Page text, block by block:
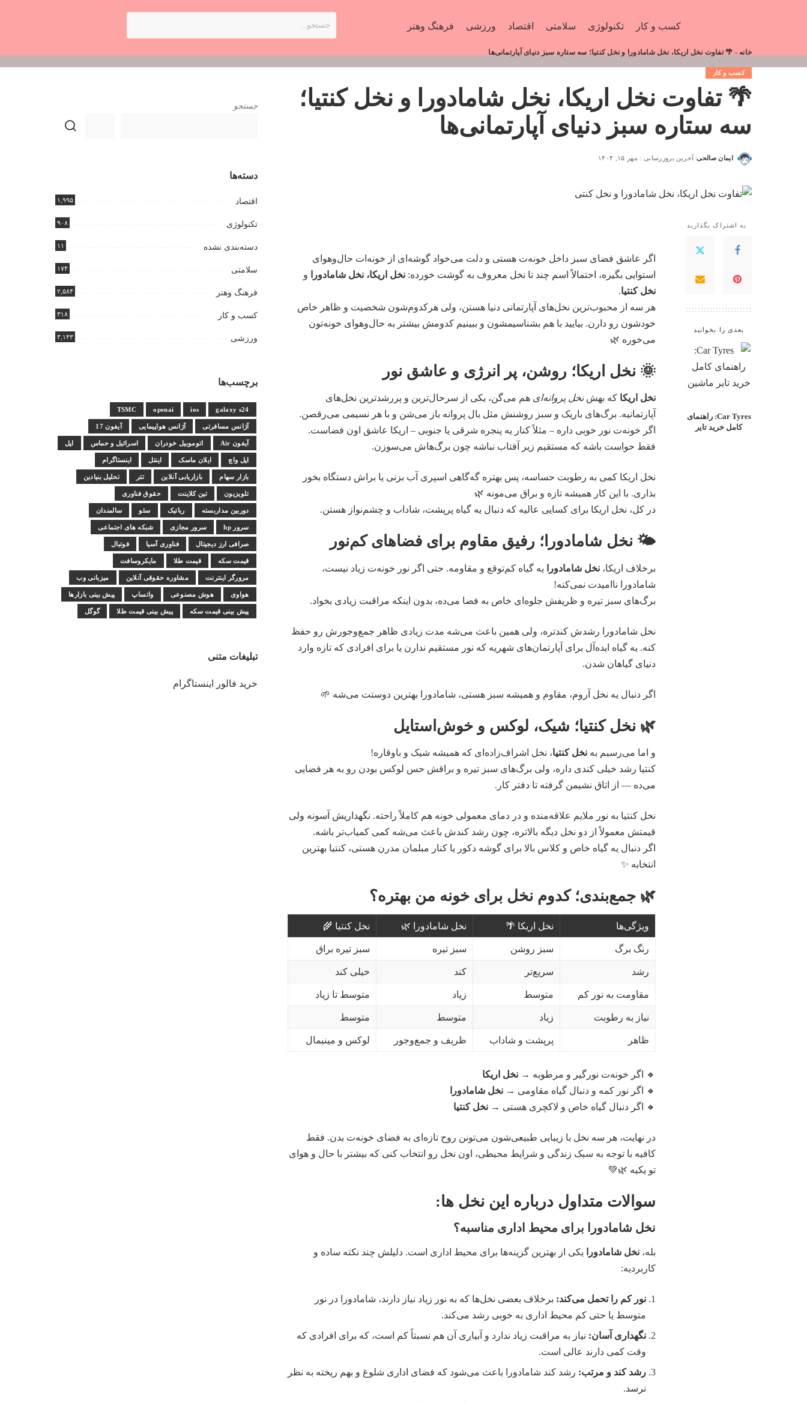
کسب و کار تکنولوژی سلامتی اقتصاد ورزشی فرهنگ وهنر
خانه - 🌴 تفاوت نخل اریکا، نخل شامادورا و نخل کنتیا؛ سه ستاره سبز دنیای آپارتمانی‌ها
کسب و کار
🌴 تفاوت نخل اریکا، نخل شامادورا و نخل کنتیا؛
سه ستاره سبز دنیای آپارتمانی‌ها
ایمان صالحی آخرین بروزرسانی : مهر ۱۵, ۱۴۰۴
به اشتراک بگذارید
بعدی را بخوانید
Car Tyres: راهنمای
کامل خرید تایر
اگر عاشق فضای سبز داخل خونه‌ت هستی و دلت می‌خواد گوشه‌ای از خونه‌ات حال‌و‌هوای
استوایی بگیره، احتمالاً اسم چند تا نخل معروف به گوشت خورده: نخل اریکا، نخل شامادورا
و
نخل کنتیا.
هر سه از محبوب‌ترین نخل‌های آپارتمانی دنیا هستن، ولی هرکدوم‌شون شخصیت و ظاهر خاص
خودشون رو دارن. بیایید با هم بشناسیمشون و ببینیم کدومش بیشتر به حال‌و‌هوای خونه‌تون
می‌خوره 🌿
🌞 نخل اریکا؛ روشن، پر انرژی و عاشق نور
نخل اریکا که بهشنخل پروانه‌ای هم می‌گن، یکی از سرحال‌ترین و پررشدترین نخل‌های
آپارتمانیه. برگ‌های باریک و سبز روشنش مثل بال پروانه باز می‌شن و با هر نسیمی می‌رقصن.
اگر خونه‌ت نور خوبی داره – مثلاً کنار یه پنجره شرقی یا جنوبی – اریکا عاشق اون فضاست.
فقط حواست باشه که مستقیم زیر آفتاب نباشه چون برگ‌هاش می‌سوزن.
نخل اریکا کمی به رطوبت حساسه، پس بهتره گه‌گاهی اسپری آب بزنی یا براش دستگاه بخور
بذاری. با این کار همیشه تازه و براق می‌مونه 🌿
در کل، نخل اریکا برای کسایی عالیه که دنبال یه گیاه پرپشت، شاداب و چشم‌نواز هستن.
🌤 نخل شامادورا؛ رفیق مقاوم برای فضاهای کم‌نور
برخلاف اریکا، نخل شامادورا
یه گیاه کم‌توقع و مقاومه. حتی اگر نور خونه‌ت زیاد نیست،
شامادورا ناامیدت نمی‌کنه!
برگ‌های سبز تیره و ظریفش جلوه‌ای خاص به فضا می‌ده، بدون اینکه مراقبت زیادی بخواد.
نخل شامادورا
رشدش کندتره، ولی همین باعث می‌شه مدت زیادی ظاهر جمع‌وجورش رو حفظ
کنه. یه گیاه ایده‌آل برای آپارتمان‌های شهریه که نور مستقیم ندارن یا برای افرادی که تازه وارد
دنیای گیاهان شدن.
اگر دنبال یه نخل آروم، مقاوم و همیشه سبز هستی، شامادورا بهترین دوستت می‌شه 🌱
🌿 نخل کنتیا؛ شیک، لوکس و خوش‌استایل
و اما می‌رسیم به نخل کنتیا، نخل اشراف‌زاده‌ای که همیشه شیک و باوقاره!
کنتیا رشد خیلی کندی داره، ولی برگ‌های سبز تیره و براقش حس لوکس بودن رو به هر فضایی
می‌ده — از اتاق نشیمن گرفته تا دفتر کار.
نخل کنتیا به نور ملایم علاقه‌منده و در دمای معمولی خونه هم کاملاً راحته. نگهداریش آسونه ولی
قیمتش معمولاً از دو نخل دیگه بالاتره، چون رشد کندش باعث می‌شه کمی کمیاب‌تر باشه.
اگر دنبال یه گیاه خاص و کلاس بالا برای گوشه دکور یا کنار مبلمان مدرن هستی، کنتیا بهترین
انتخابه ✨
🌿 جمع‌بندی؛ کدوم نخل برای خونه‌ من بهتره؟
ویژگی‌ها نخل اریکا 🌴 نخل شامادورا 🌿 نخل کنتیا 🌾
رنگ برگ سبز روشن سبز تیره سبز تیره براق
رشد سریع‌تر کند خیلی کند
مقاومت به نور کم متوسط زیاد متوسط تا زیاد
نیاز به رطوبت زیاد متوسط متوسط
ظاهر پرپشت و شاداب ظریف و جمع‌وجور لوکس و مینیمال
🔸 اگر خونه‌ت نورگیر و مرطوبه → نخل اریکا
🔸 اگر نور کمه و دنبال گیاه مقاومی → نخل شامادورا
🔸 اگر دنبال گیاه خاص و لاکچری هستی → نخل کنتیا
در نهایت، هر سه نخل با زیبایی طبیعی‌شون می‌تونن روح تازه‌ای به فضای خونه‌ت بدن. فقط
کافیه با توجه به سبک زندگی و شرایط محیطی، اون نخل رو انتخاب کنی که بیشتر با حال و هوای
تو یکیه 🌿💚
سوالات متداول درباره این نخل ها:
نخل شامادورا برای محیط اداری مناسبه؟
بله، نخل شامادورا
یکی از بهترین گزینه‌ها برای محیط اداری است. دلیلش چند نکته ساده و
کاربردیه:
نور کم را تحمل می‌کند: برخلاف بعضی نخل‌ها که به نور زیاد نیاز دارند، شامادورا در نور
متوسط یا حتی کم محیط اداری به خوبی رشد می‌کند.
نگهداری آسان: نیاز به مراقبت زیاد ندارد و آبیاری آن هم نسبتاً کم است، که برای افرادی که
وقت کمی دارند عالی است.
رشد کند و مرتب: رشد کند شامادورا باعث می‌شود که فضای اداری شلوغ و بهم ریخته به نظر
نرسد.
جستجو
دسته‌ها
اقتصاد ۱,۹۹۵
تکنولوژی ۹۰۸
دسته‌بندی نشده ۱۱
سلامتی ۱۷۴
فرهنگ وهنر ۲,۵۸۴
کسب و کار ۳۱۸
ورزشی ۳,۱۴۳
برچسب‌ها
galaxy s24
ios
openai
TSMC
آژانس مسافرتی آژانس هواپیمایی آیفون 17
آیفون Air اتوموبیل خودران اسرائیل و حماس اپل
اپل واچ ایلان ماسک اینتل اینستاگرام
بازار سهام بازاریابی آنلاین تتر تحلیل بنیادین
تلویزیون تین کلاینت حقوق فناوری
دوربین مداربسته رباتیک سئو سالمندان
سرور hp سرور مجازی شبکه های اجتماعی
صرافی ارز دیجیتال فناوری آسیا فوتبال
قیمت سکه قیمت طلا مایکروسافت
مرورگر اینترنت مشاوره حقوقی آنلاین میزبانی وب
هواوی هوش مصنوعی واتساپ پیش بینی بازارها
پیش بینی قیمت سکه پیش بینی قیمت طلا گوگل
تبلیغات متنی
خرید فالور اینستاگرام